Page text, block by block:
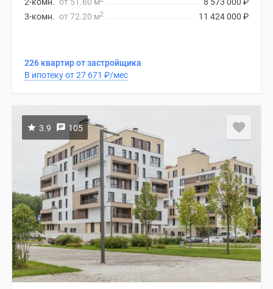
11 424 000 ₽
3-комн. от 72.20 м2
226 квартир от застройщика
В ипотеку от 27 671 ₽/мес
3.9 105